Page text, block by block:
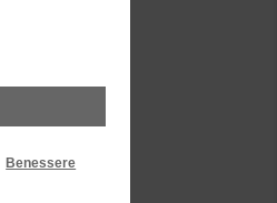
Benessere